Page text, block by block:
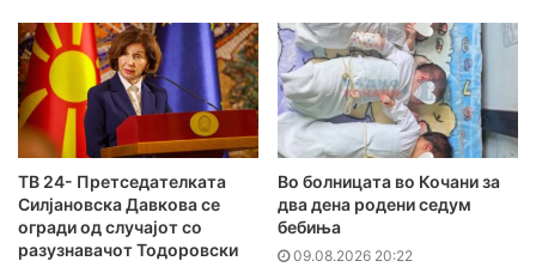
ТВ 24- Претседателката
Силјановска Давкова се
огради од случајот со
разузнавачот Тодоровски
Во болницата во Кочани за
два дена родени седум
бебиња
09.08.2026 20:22